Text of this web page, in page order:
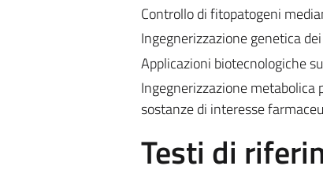
Controllo di fitopatogeni
Ingegnerizzazione genetica
Applicazioni biotecnologiche
Ingegnerizzazione
sostanze di interesse
Testi di